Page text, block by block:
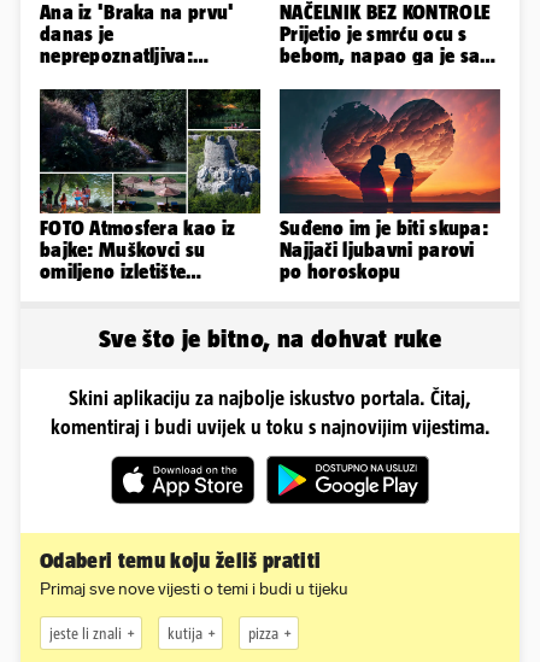
Ana iz 'Braka na prvu'
danas je
neprepoznatljiva:
ovako sad izgleda
NAČELNIK BEZ KONTROLE
Prijetio je smrću ocu s
bebom, napao ga je sa
FOTO Atmosfera kao iz
bajke: Muškovci su
omiljeno izletište
Suđeno im je biti skupa:
Najjači ljubavni parovi
po horoskopu
Sve što je bitno, na dohvat ruke
Skini aplikaciju za najbolje iskustvo portala. Čitaj,
komentiraj i budi uvijek u toku s najnovijim vijestima.
Odaberi temu koju želiš pratiti
Primaj sve nove vijesti o temi i budi u tijeku
jeste li znali kutija pizza